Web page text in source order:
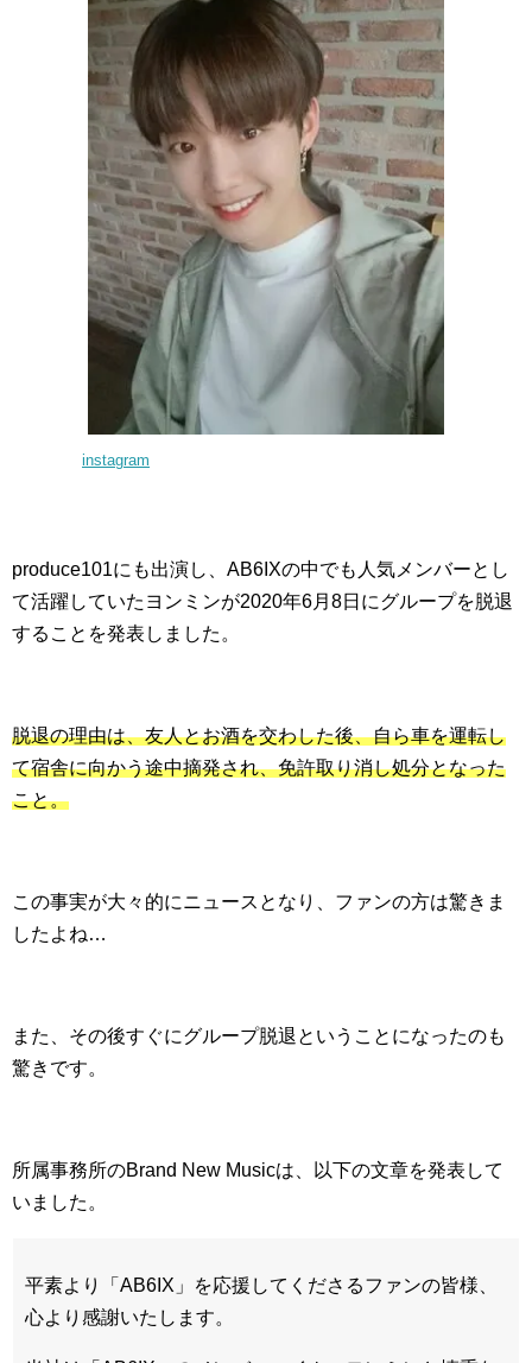
instagram
produce101にも出演し、AB6IXの中でも人気メンバーとし
て活躍していたヨンミンが2020年6月8日にグループを脱退
することを発表しました。
脱退の理由は、友人とお酒を交わした後、自ら車を運転し
て宿舎に向かう途中摘発され、免許取り消し処分となった
こと。
この事実が大々的にニュースとなり、ファンの方は驚きま
したよね…
また、その後すぐにグループ脱退ということになったのも
驚きです。
所属事務所のBrand New Musicは、以下の文章を発表して
いました。
平素より「AB6IX」を応援してくださるファンの皆様、
心より感謝いたします。